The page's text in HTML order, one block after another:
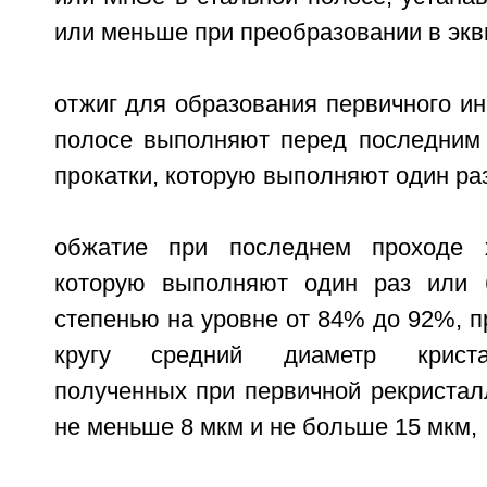
или меньше при преобразовании в
отжиг для образования первичного
полосе выполняют перед
прокатки, которую выполняют один
обжатие при последнем проходе
которую выполняют один раз или
степенью на уровне от 84% до 92%,
кругу средний диаметр
полученных при первичной
не меньше 8 мкм и не больше 15 мкм,